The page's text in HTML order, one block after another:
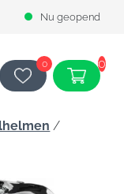
Nu geopend
0 0
/